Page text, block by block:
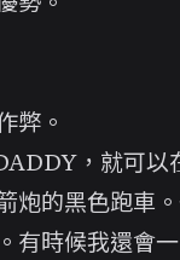
弊。
，就可以
炮的黑色跑車
有時候我還會